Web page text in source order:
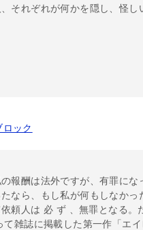
それぞれが何かを隠し、怪し
ック
報酬は法外ですが、有罪にな
なら、もし私が何もしなかっ
頼人は 必 ず 、無罪となる。
雑誌に掲載した第一作「エイ